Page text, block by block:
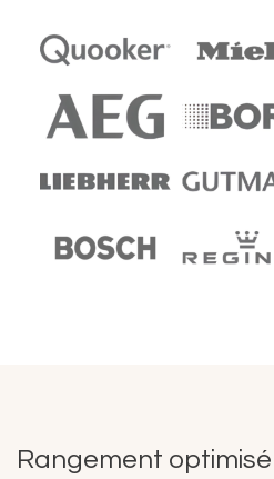
Rangement